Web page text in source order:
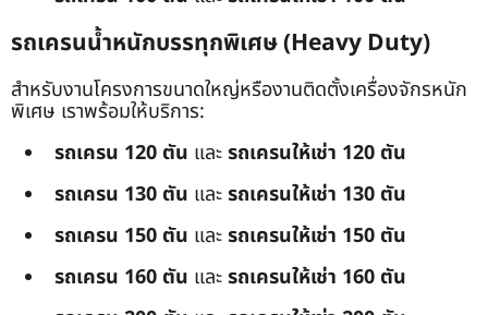
รถเครนน้ำหนักบรรทุกพิเศษ (Heavy Duty)
สำหรับงานโครงการขนาดใหญ่หรืองานติดตั้งเครื่องจักรหนัก
พิเศษ เราพร้อมให้บริการ:
รถเครน 120 ตัน และรถเครนให้เช่า 120 ตัน
รถเครน 130 ตัน และรถเครนให้เช่า 130 ตัน
รถเครน 150 ตัน และรถเครนให้เช่า 150 ตัน
รถเครน 160 ตัน และรถเครนให้เช่า 160 ตัน